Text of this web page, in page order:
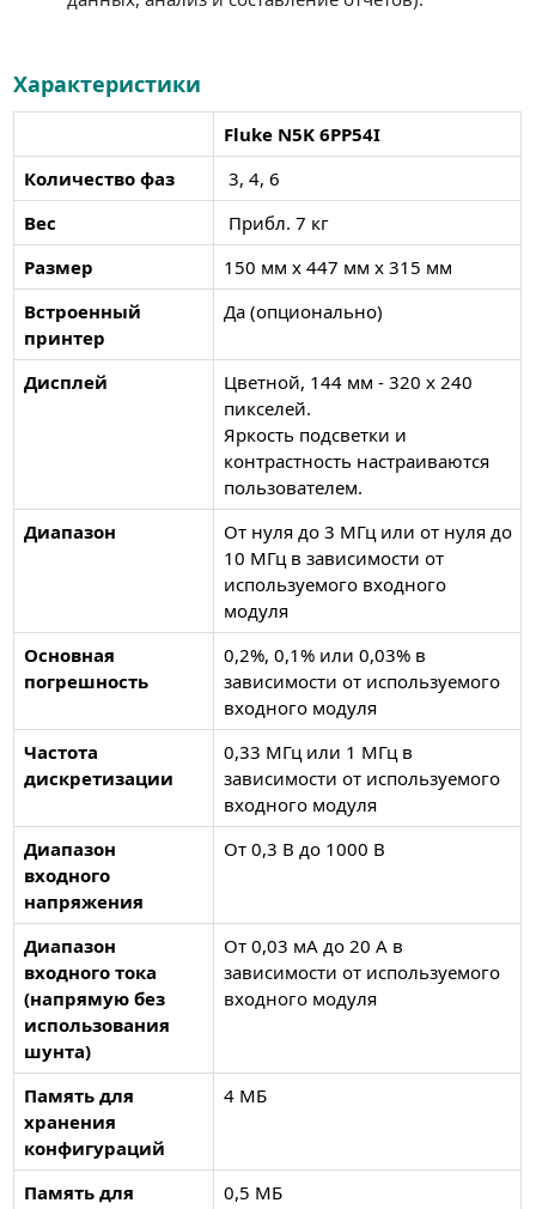
Характеристики
Fluke N5K 6PP54I
Количество фаз
3, 4, 6
Вес
Прибл. 7 кг
Размер
150 мм x 447 мм x 315 мм
Встроенный
принтер
Да (опционально)
Дисплей
Цветной, 144 мм - 320 x 240
пикселей.
Яркость подсветки и
контрастность настраиваются
пользователем.
Диапазон
От нуля до 3 МГц или от нуля до
10 МГц в зависимости от
используемого входного
модуля
Основная
погрешность
0,2%, 0,1% или 0,03% в
зависимости от используемого
входного модуля
Частота
дискретизации
0,33 МГц или 1 МГц в
зависимости от используемого
входного модуля
Диапазон
входного
напряжения
От 0,3 В до 1000 В
Диапазон
входного тока
(напрямую без
использования
шунта)
От 0,03 мА до 20 А в
зависимости от используемого
входного модуля
Память для
хранения
конфигураций
4 МБ
Память для
0,5 МБ